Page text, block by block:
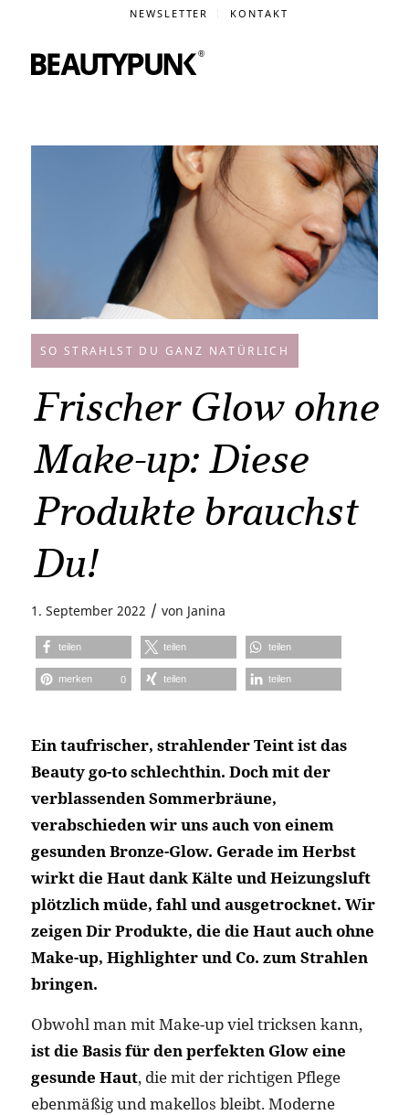
NEWSLETTER KONTAKT
SO STRAHLST DU GANZ NATÜRLICH
Frischer Glow ohne
Make-up: Diese
Produkte brauchst
Du!
1. September 2022 / von Janina
teilen teilen teilen
merken 0 teilen teilen
Ein taufrischer, strahlender Teint ist das
Beauty go-to schlechthin. Doch mit der
verblassenden Sommerbräune,
verabschieden wir uns auch von einem
gesunden Bronze-Glow. Gerade im Herbst
wirkt die Haut dank Kälte und Heizungsluft
plötzlich müde, fahl und ausgetrocknet. Wir
zeigen Dir Produkte, die die Haut auch ohne
Make-up, Highlighter und Co. zum Strahlen
bringen.
Obwohl man mit Make-up viel tricksen kann,
ist die Basis für den perfekten Glow eine
gesunde Haut, die mit der richtigen Pflege
ebenmäßig und makellos bleibt. Moderne